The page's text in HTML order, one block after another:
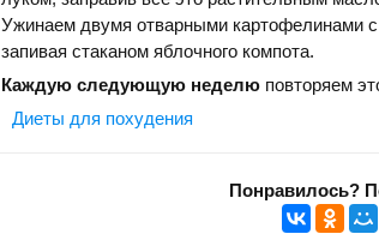
Ужинаем двумя отварными картофелинами
запивая стаканом яблочного компота.
Каждую следующую неделю повторяем
Диеты для похудения
Понравилось?